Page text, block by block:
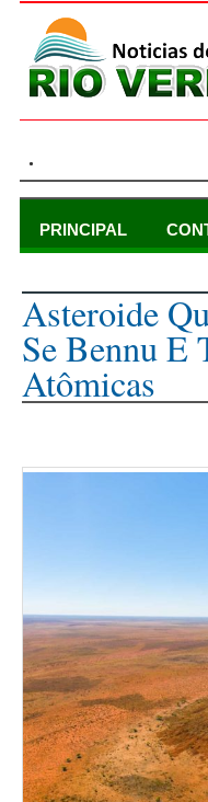
.
PRINCIPAL
Asteroide
Se Bennu E
Atômicas